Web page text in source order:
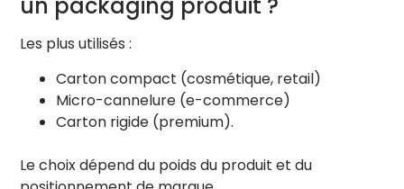
un packaging produit ?
Les plus utilisés :
Carton compact (cosmétique, retail)
Micro-cannelure (e-commerce)
Carton rigide (premium).
Le choix dépend du poids du produit et du